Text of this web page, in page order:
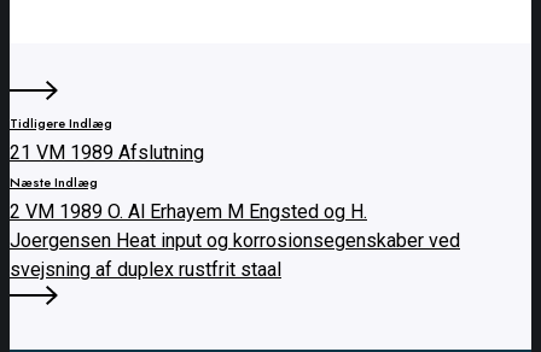
Tidligere Indlæg
21 VM 1989 Afslutning
Næste Indlæg
2 VM 1989 O. Al Erhayem M Engsted og H.
Joergensen Heat input og korrosionsegenskaber ved
svejsning af duplex rustfrit staal